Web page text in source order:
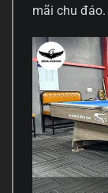
mãi chu đáo.